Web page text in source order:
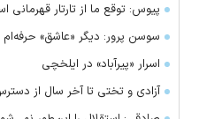
پیوس: توقع ما از تارتار قهرمانی
سوسن پرور: دیگر «عاشق»
اسرار «پیرآباد» در ایلخچی
آزادی و تختی تا آخر سال از